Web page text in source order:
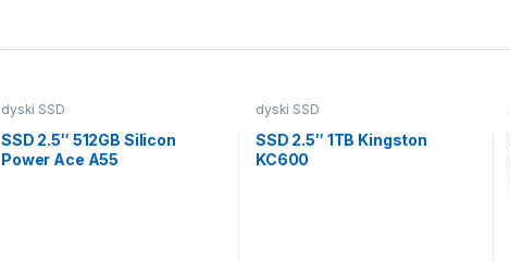
dyski SSD
SSD 2.5″ 512GB Silicon
Power Ace A55
dyski SSD
SSD 2.5″ 1TB Kingston
KC600